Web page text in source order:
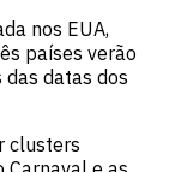
nos EUA,
países verão
datas dos
clusters